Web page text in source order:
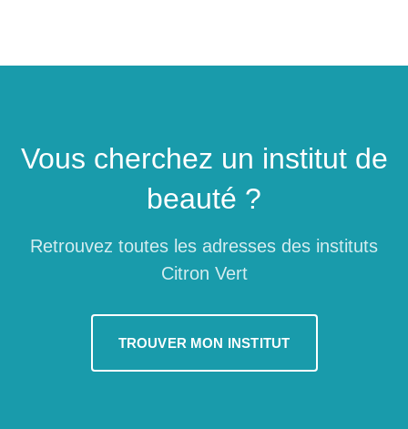
Vous cherchez un institut de
beauté ?
Retrouvez toutes les adresses des instituts
Citron Vert
TROUVER MON INSTITUT